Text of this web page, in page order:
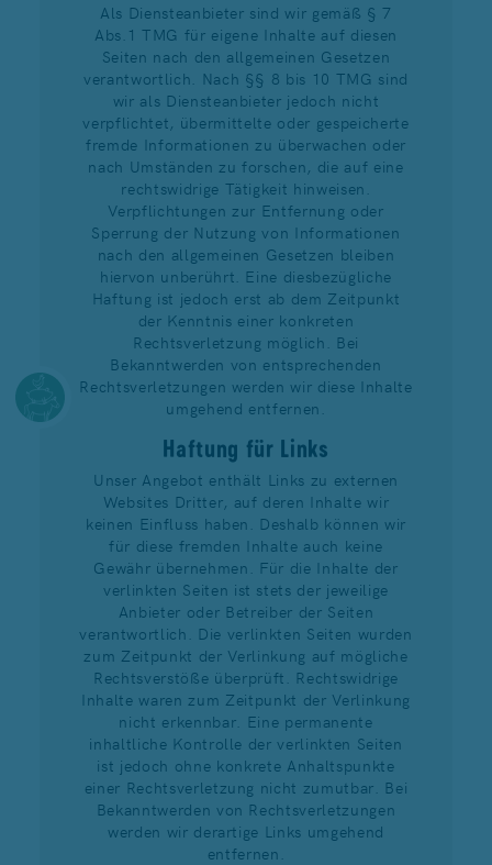
Als Diensteanbieter sind wir gemäß § 7
Abs.1 TMG für eigene Inhalte auf diesen
Seiten nach den allgemeinen Gesetzen
verantwortlich. Nach §§ 8 bis 10 TMG sind
wir als Diensteanbieter jedoch nicht
verpflichtet, übermittelte oder gespeicherte
fremde Informationen zu überwachen oder
nach Umständen zu forschen, die auf eine
rechtswidrige Tätigkeit hinweisen.
Verpflichtungen zur Entfernung oder
Sperrung der Nutzung von Informationen
nach den allgemeinen Gesetzen bleiben
hiervon unberührt. Eine diesbezügliche
Haftung ist jedoch erst ab dem Zeitpunkt
der Kenntnis einer konkreten
Rechtsverletzung möglich. Bei
Bekanntwerden von entsprechenden
Rechtsverletzungen werden wir diese Inhalte
umgehend entfernen.
Haftung für Links
Unser Angebot enthält Links zu externen
Websites Dritter, auf deren Inhalte wir
keinen Einfluss haben. Deshalb können wir
für diese fremden Inhalte auch keine
Gewähr übernehmen. Für die Inhalte der
verlinkten Seiten ist stets der jeweilige
Anbieter oder Betreiber der Seiten
verantwortlich. Die verlinkten Seiten wurden
zum Zeitpunkt der Verlinkung auf mögliche
Rechtsverstöße überprüft. Rechtswidrige
Inhalte waren zum Zeitpunkt der Verlinkung
nicht erkennbar. Eine permanente
inhaltliche Kontrolle der verlinkten Seiten
ist jedoch ohne konkrete Anhaltspunkte
einer Rechtsverletzung nicht zumutbar. Bei
Bekanntwerden von Rechtsverletzungen
werden wir derartige Links umgehend
entfernen.